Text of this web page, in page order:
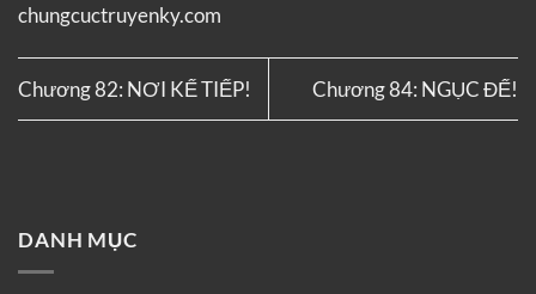
chungcuctruyenky.com
Chương 82: NƠI KẾ TIẾP! Chương 84: NGỤC ĐẾ!
DANH MỤC